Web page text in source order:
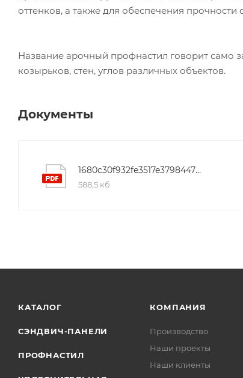
оттенков, а также для обеспечения
Название арочный профнастил говорит само
козырьков, стен, углов различных объектов.
Документы
1680c30f932fe3517e37984470a6059a
588,5 кб
КАТАЛОГ
СЭНДВИЧ-ПАНЕЛИ
ПРОФНАСТИЛ
КОМПАНИЯ
Производство
Наши проекты
Наши клиенты